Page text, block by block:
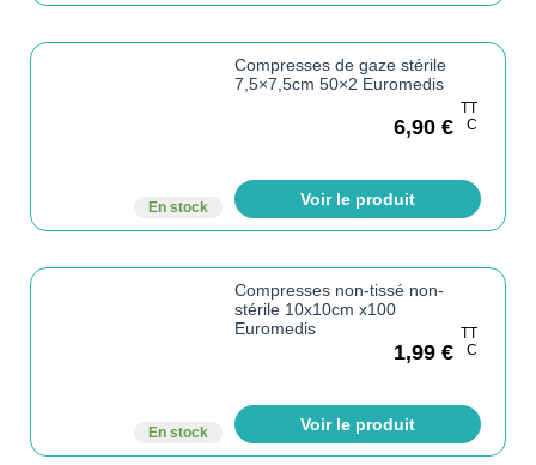
En stock
Compresses de gaze stérile
7,5×7,5cm 50×2 Euromedis
6,90 €
TT
C
Voir le produit
En stock
Compresses non-tissé non-
stérile 10x10cm x100
Euromedis
1,99 €
TT
C
Voir le produit